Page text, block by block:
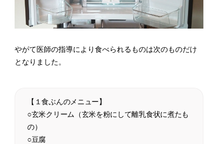
やがて医師の指導により食べられるものは次のものだけ
となりました。
【１食ぶんのメニュー】
○玄米クリーム（玄米を粉にして離乳食状に煮たも
の）
○豆腐